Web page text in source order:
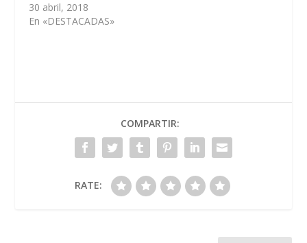
30 abril, 2018
En «DESTACADAS»
COMPARTIR:
RATE: